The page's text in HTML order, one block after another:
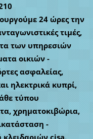
24 ώρες την
τιμές,
των υπηρεσιών
οικιών -
ασφαλείας,
ηλεκτρικά κυπρί,
τύπου
χρηματοκιβώρια,
-
κλειδαριών cisa,